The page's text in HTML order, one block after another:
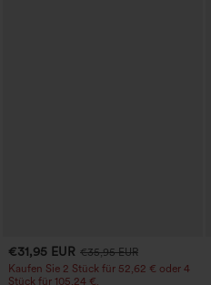
€31,95 EUR €35,95 EUR
Kaufen Sie 2 Stück für 52,62 € oder 4
Stück für 105,24 €.